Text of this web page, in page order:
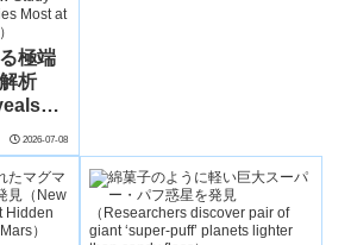
）
極端
析
2026-07-08